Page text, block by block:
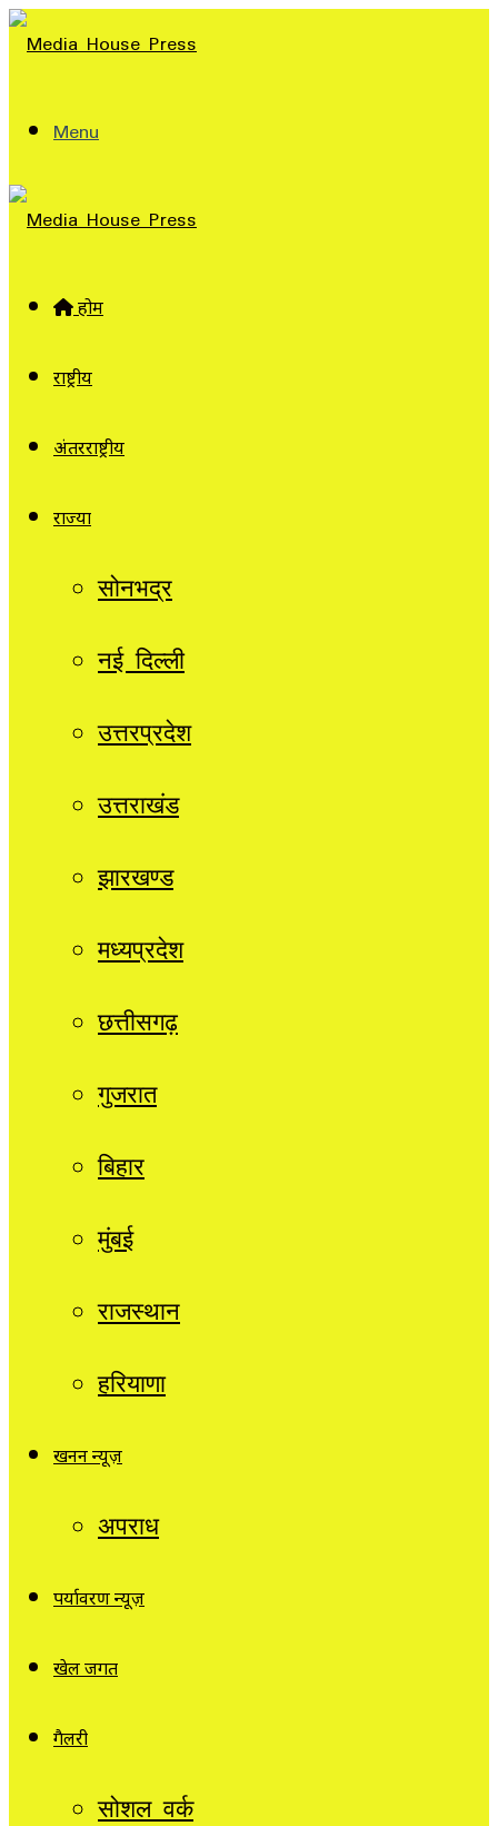
Menu
होम
राष्ट्रीय
अंतरराष्ट्रीय
राज्यों
सोनभद्र
नई दिल्ली
उत्तरप्रदेश
उत्तराखंड
झारखण्ड
मध्यप्रदेश
छत्तीसगढ़
गुजरात
बिहार
मुंबई
राजस्थान
हरियाणा
खनन न्यूज़
अपराध
पर्यावरण न्यूज़
खेल जगत
गैलरी
सोशल वर्क